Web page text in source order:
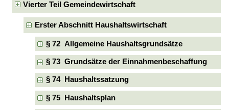
Vierter Teil Gemeindewirtschaft
Erster Abschnitt Haushaltswirtschaft
§ 72 Allgemeine Haushaltsgrundsätze
§ 73 Grundsätze der Einnahmenbeschaffung
§ 74 Haushaltssatzung
§ 75 Haushaltsplan